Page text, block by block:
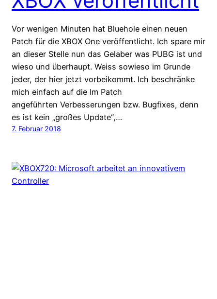
Vor wenigen Minuten hat Bluehole einen neuen
Patch für die XBOX One veröffentlicht. Ich spare mir
an dieser Stelle nun das Gelaber was PUBG ist und
wieso und überhaupt. Weiss sowieso im Grunde
jeder, der hier jetzt vorbeikommt. Ich beschränke
mich einfach auf die Im Patch
angeführten Verbesserungen bzw. Bugfixes, denn
es ist kein „großes Update“,…
7. Februar 2018